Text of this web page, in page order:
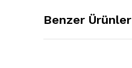
Benzer Ürünler